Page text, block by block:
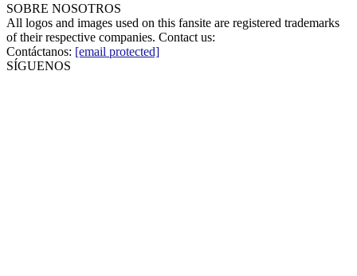
SOBRE NOSOTROS
All logos and images used on this fansite are registered trademarks
of their respective companies. Contact us:
Contáctanos: [email protected]
SÍGUENOS